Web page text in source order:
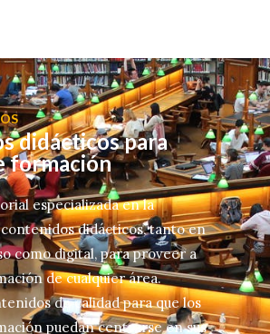
didácticos para
formación
especializada en la
didácticos, tanto en
como digital, para proveer a
de cualquier área.
de calidad para que los
puedan centrarse en sus